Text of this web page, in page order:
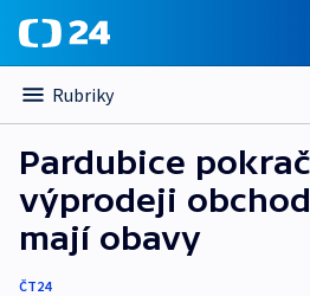
Rubriky
Pardubice
výprodeji
mají obavy
ČT24